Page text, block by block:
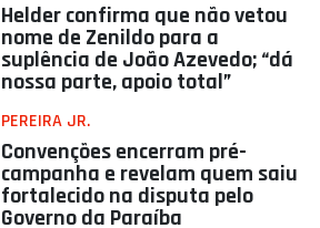
Helder confirma que não vetou
nome de Zenildo para a
suplência de João Azevedo; “dá
nossa parte, apoio total”
PEREIRA JR.
Convenções encerram pré-
campanha e revelam quem saiu
fortalecido na disputa pelo
Governo da Paraíba